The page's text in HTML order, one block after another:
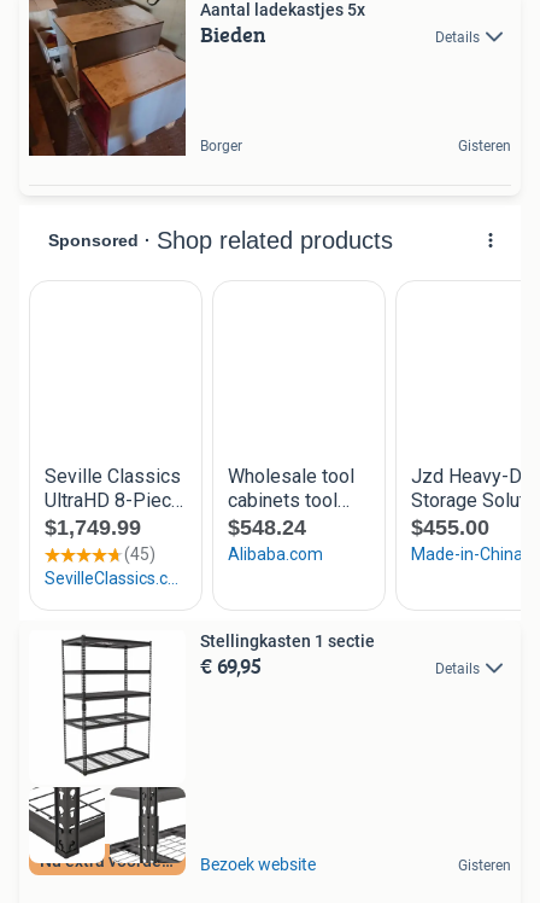
Aantal ladekastjes 5x
Bieden Details
Borger Gisteren
Nu extra voordeel
Stellingkasten 1 sectie
€ 69,95 Details
Bezoek website Gisteren